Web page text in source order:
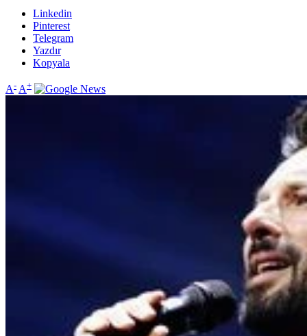
Linkedin
Pinterest
Telegram
Yazdır
Kopyala
A- A+